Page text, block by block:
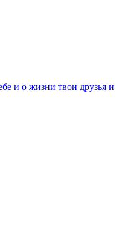
и о жизни твои друзья и